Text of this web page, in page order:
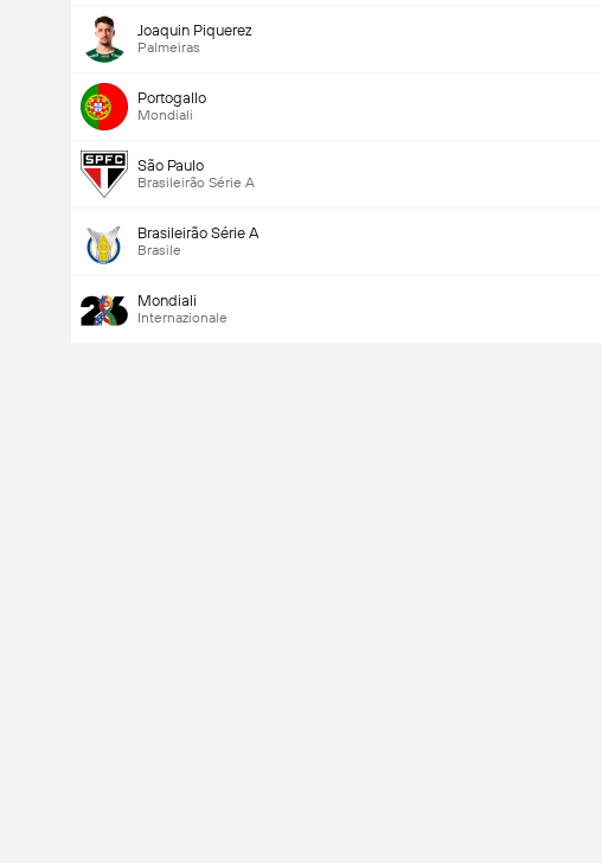
Joaquin Piquerez
Palmeiras
Portogallo
Mondiali
São Paulo
Brasileirão Série A
Brasileirão Série A
Brasile
Mondiali
Internazionale